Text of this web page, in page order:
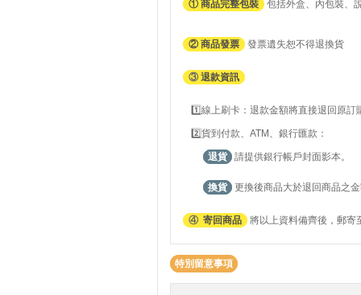
① 商品完整包裝 包括外盒、內包裝、
② 商品發票 發票遺失恕不得退換貨
③ 退款資訊
1️⃣線上刷卡：退款金額將直接退回原訂
2️⃣貨到付款、ATM、銀行匯款：
退貨 請提供銀行帳戶封面影本。
換貨 更換後商品大於退回商品之
④ 寄回商品 將以上資料備齊後，郵寄
特別留意事項